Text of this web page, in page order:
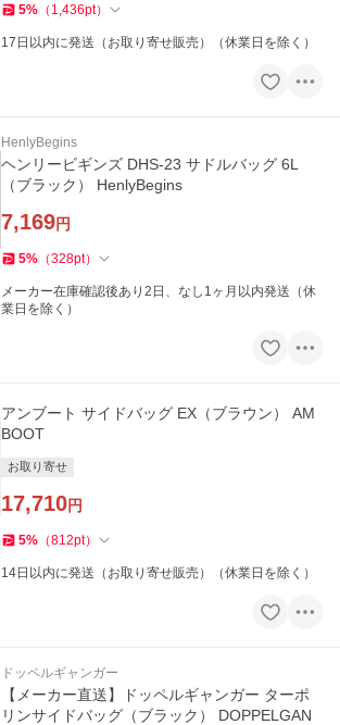
5% （ 1,436pt）
17日以内に発送（お取り寄せ販売）（休業日を除く）
HenlyBegins
ヘンリービギンズ DHS-23 サドルバッグ 6L
（ブラック） HenlyBegins
7,169円
5% （328pt）
メーカー在庫確認後あり2日、なし1ヶ月以内発送（休
業日を除く）
アンブート サイドバッグ EX（ブラウン） AM
BOOT
お取り寄せ
17,710円
5% （812pt）
14日以内に発送（お取り寄せ販売）（休業日を除く）
ドッペルギャンガー
【メーカー直送】ドッペルギャンガー ターポ
リンサイドバッグ（ブラック） DOPPELGAN